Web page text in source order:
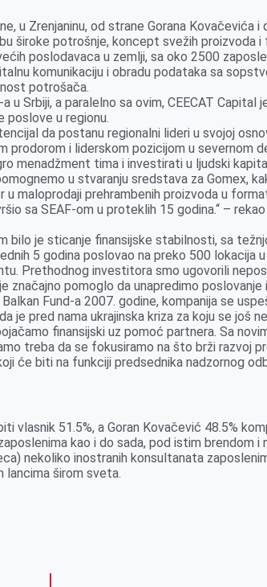
u Zrenjaninu, od strane Gorana Kovačevića i
široke potrošnje, koncept svežih proizvoda
poslodavaca u zemlji, sa oko 2500
komunikaciju i obradu podataka sa
potrošača.
u Srbiji, a paralelno sa ovim, CEECAT Capital
poslove u regionu.
da postanu regionalni lideri u svojoj
prodorom i liderskom pozicijom u severnom
menadžment tima i investirati u ljudski
u stvaranju sredstava za Gomex,
maloprodaji prehrambenih proizvoda u
sa SEAF-om u proteklih 15 godina.“ –
bilo je sticanje finansijske stabilnosti, sa
5 godina poslovao na preko 500 lokacija
Prethodnog investitora smo ugovorili
pomoglo da unapredimo poslovanje
Fund-a 2007. godine, kompanija se
je pred nama ukrajinska kriza za koju se još
finansijski uz pomoć partnera. Sa
treba da se fokusiramo na što brži razvoj
će biti na funkciji predsednika nadzornog
vlasnik 51.5%, a Goran Kovačević 48.5%
kao i do sada, pod istim brendom i
nekoliko inostranih konsultanata
lancima širom sveta.